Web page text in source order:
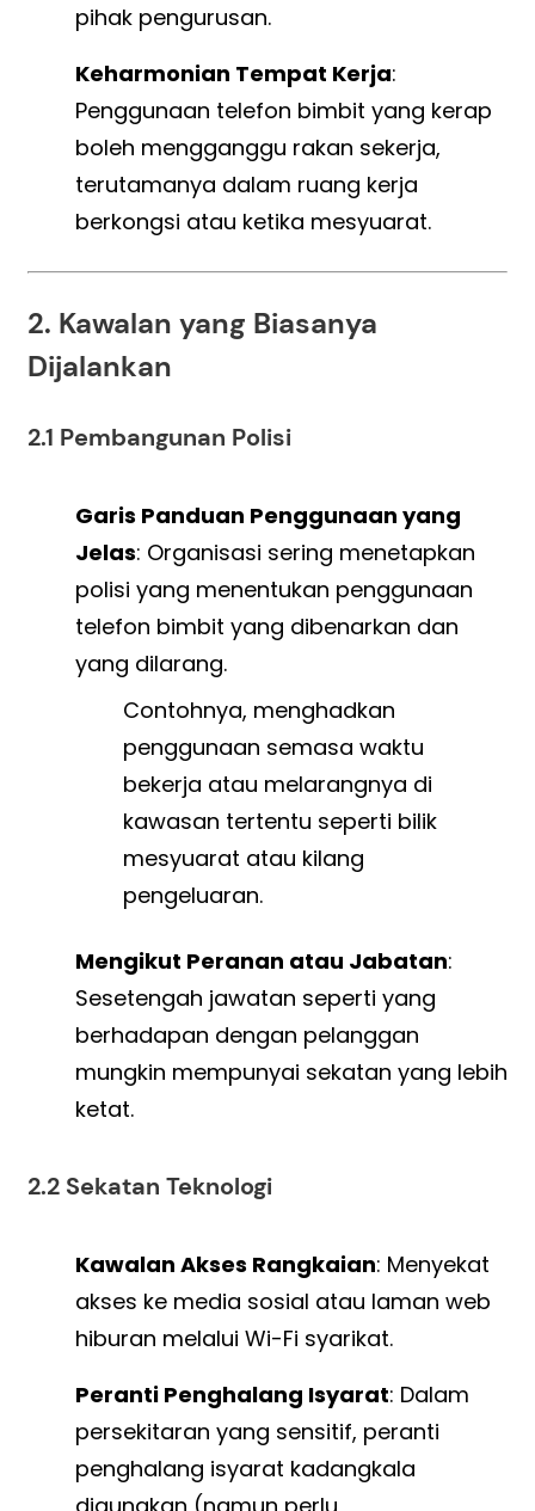
pihak pengurusan.
Keharmonian Tempat Kerja:
Penggunaan telefon bimbit yang kerap
boleh mengganggu rakan sekerja,
terutamanya dalam ruang kerja
berkongsi atau ketika mesyuarat.
2. Kawalan yang Biasanya
Dijalankan
2.1 Pembangunan Polisi
Garis Panduan Penggunaan yang
Jelas: Organisasi sering menetapkan
polisi yang menentukan penggunaan
telefon bimbit yang dibenarkan dan
yang dilarang.
Contohnya, menghadkan
penggunaan semasa waktu
bekerja atau melarangnya di
kawasan tertentu seperti bilik
mesyuarat atau kilang
pengeluaran.
Mengikut Peranan atau Jabatan:
Sesetengah jawatan seperti yang
berhadapan dengan pelanggan
mungkin mempunyai sekatan yang lebih
ketat.
2.2 Sekatan Teknologi
Kawalan Akses Rangkaian: Menyekat
akses ke media sosial atau laman web
hiburan melalui Wi-Fi syarikat.
Peranti Penghalang Isyarat: Dalam
persekitaran yang sensitif, peranti
penghalang isyarat kadangkala